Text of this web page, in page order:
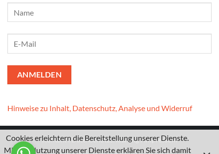
Hinweise zu Inhalt, Datenschutz, Analyse und Widerruf
KontaktI DatenschutzerklärungIImpressum
Cookies erleichtern die Bereitstellung unserer Dienste.
Mit der Nutzung unserer Dienste erklären Sie sich damit